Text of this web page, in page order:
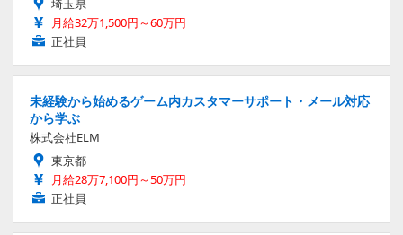
埼玉県
月給32万1,500円～60万円
正社員
未経験から始めるゲーム内カスタマーサポート・メール対応
から学ぶ
株式会社ELM
東京都
月給28万7,100円～50万円
正社員